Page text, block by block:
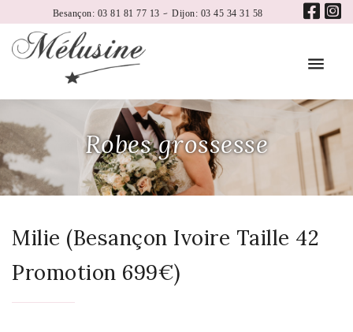
Besançon: 03 81 81 77 13 - Dijon: 03 45 34 31 58
Robes grossesse
Milie (Besançon Ivoire Taille 42
Promotion 699€)